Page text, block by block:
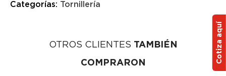
Categorías: Tornillería
OTROS CLIENTES TAMBIÉN
COMPRARON
Cotiza aquí